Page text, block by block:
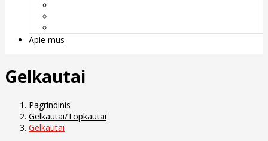
Apie mus
Gelkautai
Pagrindinis
Gelkautai/Topkautai
Gelkautai